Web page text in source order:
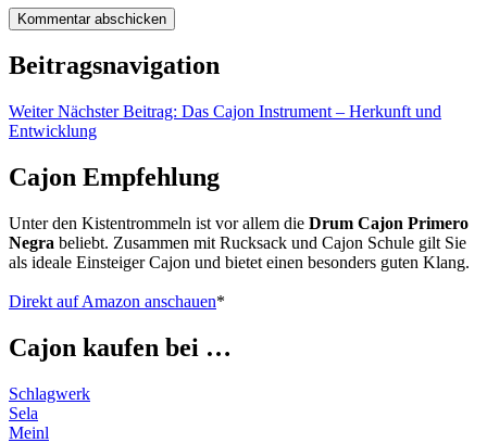
Beitragsnavigation
Weiter Nächster Beitrag: Das Cajon Instrument – Herkunft und
Entwicklung
Cajon Empfehlung
Unter den Kistentrommeln ist vor allem die Drum Cajon Primero
Negra beliebt. Zusammen mit Rucksack und Cajon Schule gilt Sie
als ideale Einsteiger Cajon und bietet einen besonders guten Klang.
Direkt auf Amazon anschauen*
Cajon kaufen bei …
Schlagwerk
Sela
Meinl